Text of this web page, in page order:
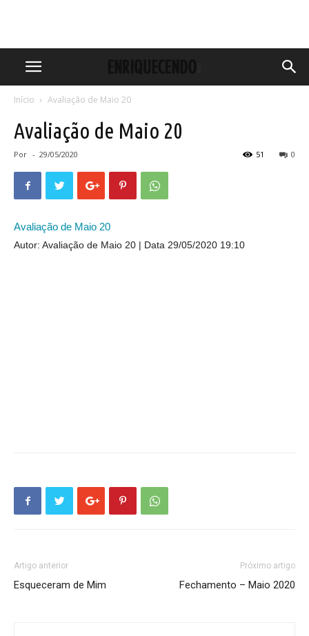
Início Avaliação de Maio 20
Avaliação de Maio 20
Por - 29/05/2020 0
51
Avaliação de Maio 20
Autor: Avaliação de Maio 20 Data 29/05/2020 19:10
Artigo anterior
Esqueceram de Mim
Próximo artigo
Fechamento – Maio 2020